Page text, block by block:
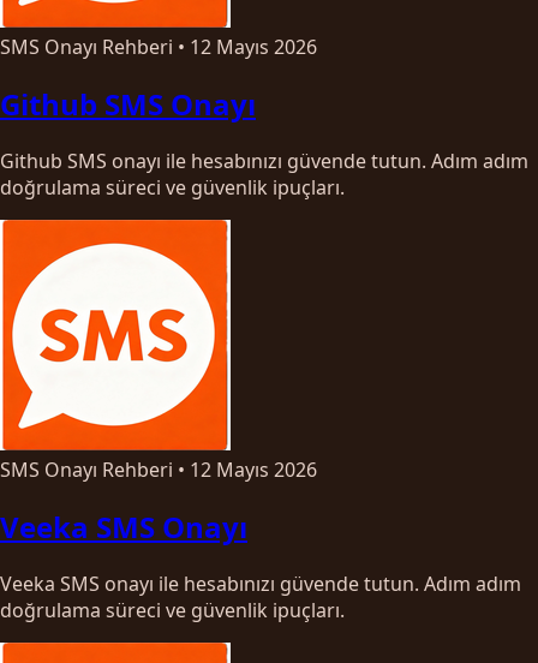
SMS Onayı Rehberi • 12 Mayıs 2026
Github SMS Onayı
Github SMS onayı ile hesabınızı güvende tutun. Adım adım
doğrulama süreci ve güvenlik ipuçları.
SMS Onayı Rehberi • 12 Mayıs 2026
Veeka SMS Onayı
Veeka SMS onayı ile hesabınızı güvende tutun. Adım adım
doğrulama süreci ve güvenlik ipuçları.